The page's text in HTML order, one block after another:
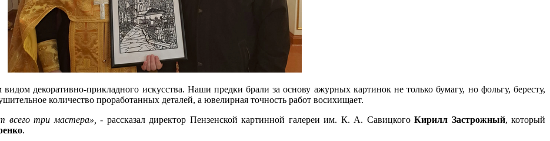
декоративно-прикладного искусства. Наши предки брали за основу ажурных картинок не только бумагу, но фольгу, бересту,
количество проработанных деталей, а ювелирная точность работ восихищает.
всего три мастера»,
- рассказал директор Пензенской картинной галереи им. К. А. Савицкого Кирилл Застрожный, который
.